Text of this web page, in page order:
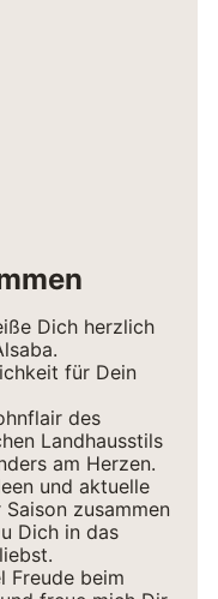
Dich herzlich
für Dein
des
Landhausstils
am Herzen.
und aktuelle
zusammen
Dich in das
Freude beim